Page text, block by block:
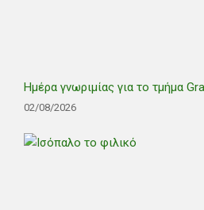
Ημέρα γνωριμίας για το τμήμα
02/08/2026